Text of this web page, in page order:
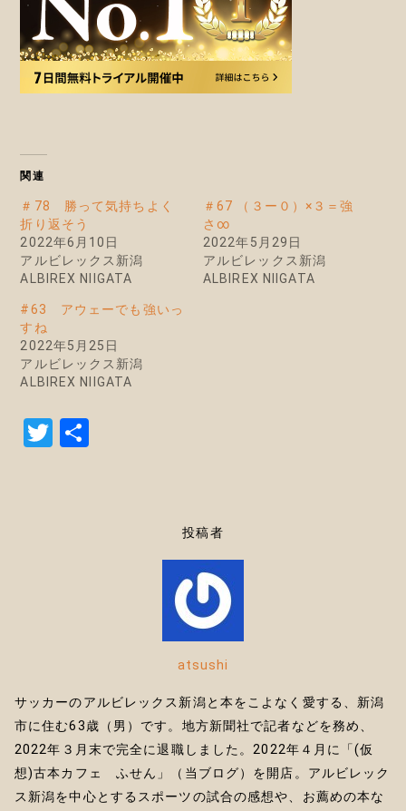
関連
＃78 勝って気持ちよく
折り返そう
2022年6月10日
アルビレックス新潟
ALBIREX NIIGATA
＃67 （３ー０）×３＝強
さ∞
2022年5月29日
アルビレックス新潟
ALBIREX NIIGATA
#63 アウェーでも強いっ
すね
2022年5月25日
アルビレックス新潟
ALBIREX NIIGATA
T
投稿者
atsushi
サッカーのアルビレックス新潟と本をこよなく愛する、新潟
市に住む63歳（男）です。地方新聞社で記者などを務め、
2022年３月末で完全に退職しました。2022年４月に「(仮
想)古本カフェ ふせん」（当ブログ）を開店。アルビレック
ス新潟を中心とするスポーツの試合の感想や、お薦めの本な